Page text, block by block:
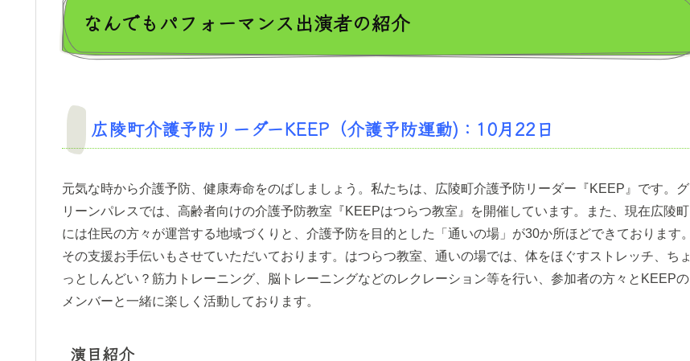
なんでもパフォーマンス出演者の紹介
広陵町介護予防リーダーKEEP（介護予防運動)：10月22日
元気な時から介護予防、健康寿命をのばしましょう。私たちは、広陵町介護予防リーダー『KEEP』です。グ
リーンパレスでは、高齢者向けの介護予防教室『KEEPはつらつ教室』を開催しています。また、現在広陵町
には住民の方々が運営する地域づくりと、介護予防を目的とした「通いの場」が30か所ほどできております。
その支援お手伝いもさせていただいております。はつらつ教室、通いの場では、体をほぐすストレッチ、ちょ
っとしんどい？筋力トレーニング、脳トレーニングなどのレクレーション等を行い、参加者の方々とKEEPの
メンバーと一緒に楽しく活動しております。
演目紹介